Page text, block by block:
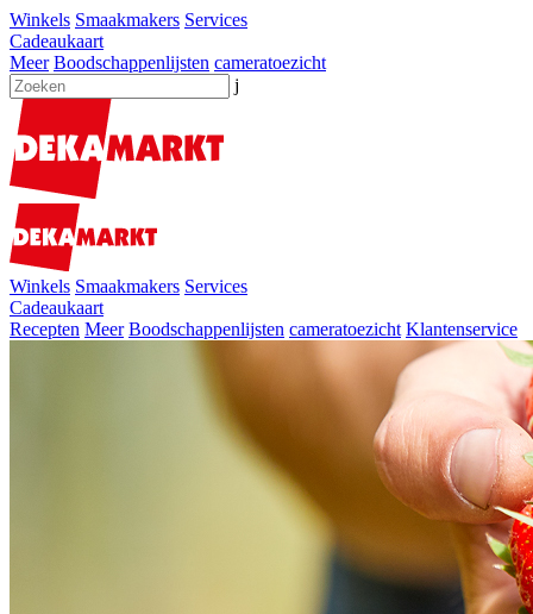
Winkels Smaakmakers Services
Cadeaukaart
Meer Boodschappenlijsten cameratoezicht
j
Winkels Smaakmakers Services
Cadeaukaart
Recepten Meer Boodschappenlijsten cameratoezicht Klantenservice